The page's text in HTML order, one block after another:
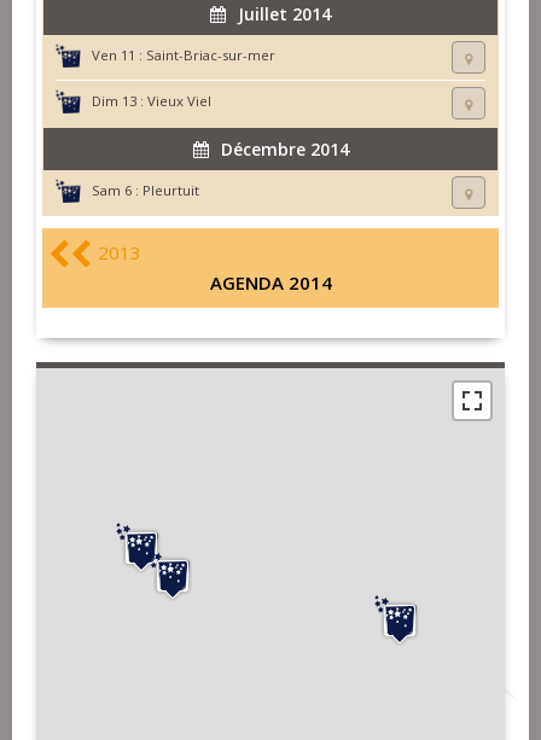
Juillet 2014
Ven 11 : Saint-Briac-sur-mer
Dim 13 : Vieux Viel
Décembre 2014
Sam 6 : Pleurtuit
2013
AGENDA 2014